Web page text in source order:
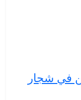
3 آخرين في شجار